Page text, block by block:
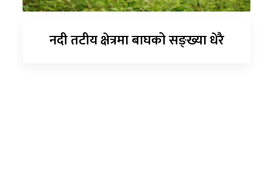
नदी तटीय क्षेत्रमा बाघको सङ्ख्या धेरै